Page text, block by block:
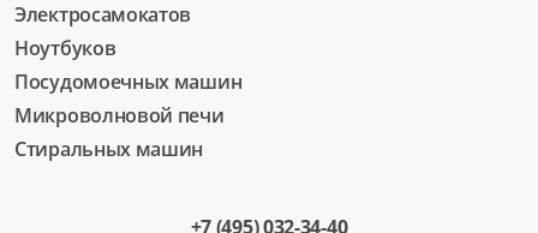
Электросамокатов
Ноутбуков
Посудомоечных машин
Микроволновой печи
Стиральных машин
+7 (495) 032-34-40